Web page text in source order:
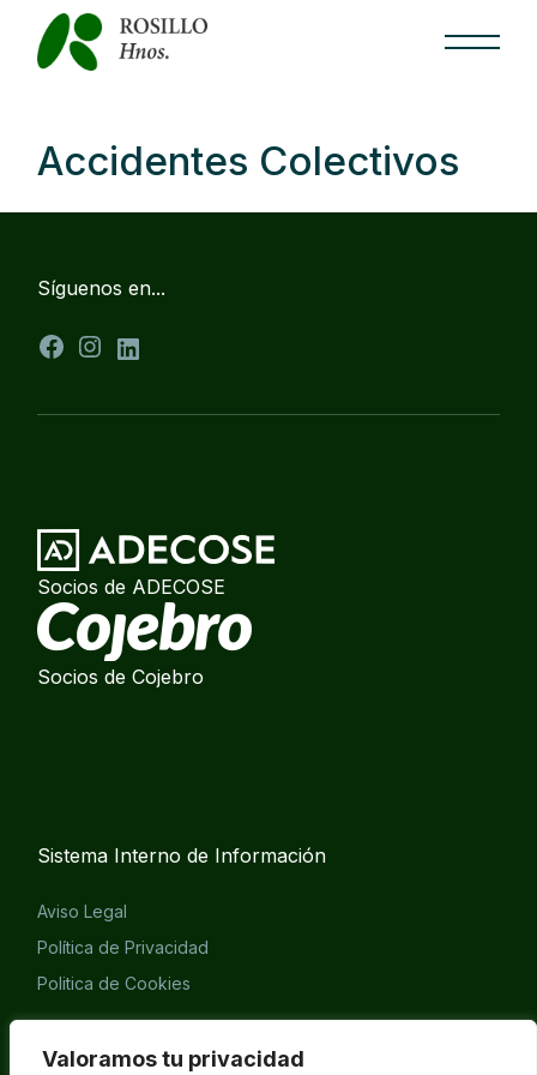
Valoramos tu privacidad
content
Accidentes Colectivos
Síguenos en...
Facebook
Instagram
LinkedIn
Socios de ADECOSE
Socios de Cojebro
Sistema Interno de Información
Aviso Legal
Política de Privacidad
Politica de Cookies